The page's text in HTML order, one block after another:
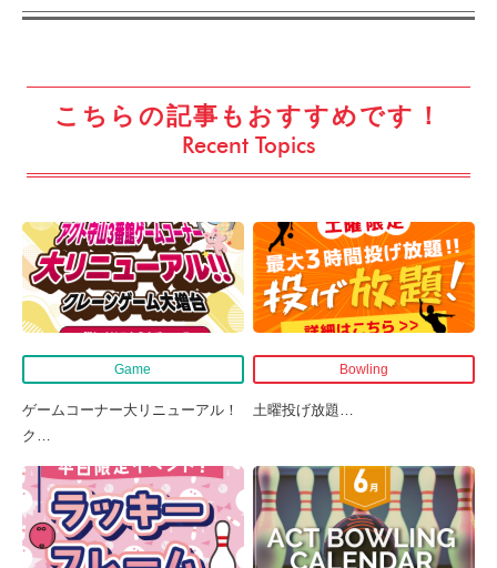
こちらの記事もおすすめです！
Recent Topics
Game
ゲームコーナー大リニューアル！
ク
Bowling
土曜投げ放題